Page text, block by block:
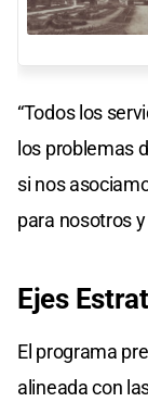
“Todos los
los problemas
si nos
para nosotros
Ejes
El programa
alineada con